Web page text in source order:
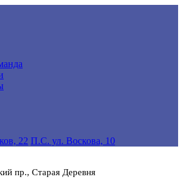
22 П.С. ул. Воскова, 10
пр., Старая Деревня